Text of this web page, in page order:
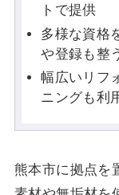
トで提供
多様な資格
や登録も整
幅広いリフ
ニングも利
熊本市に拠点を